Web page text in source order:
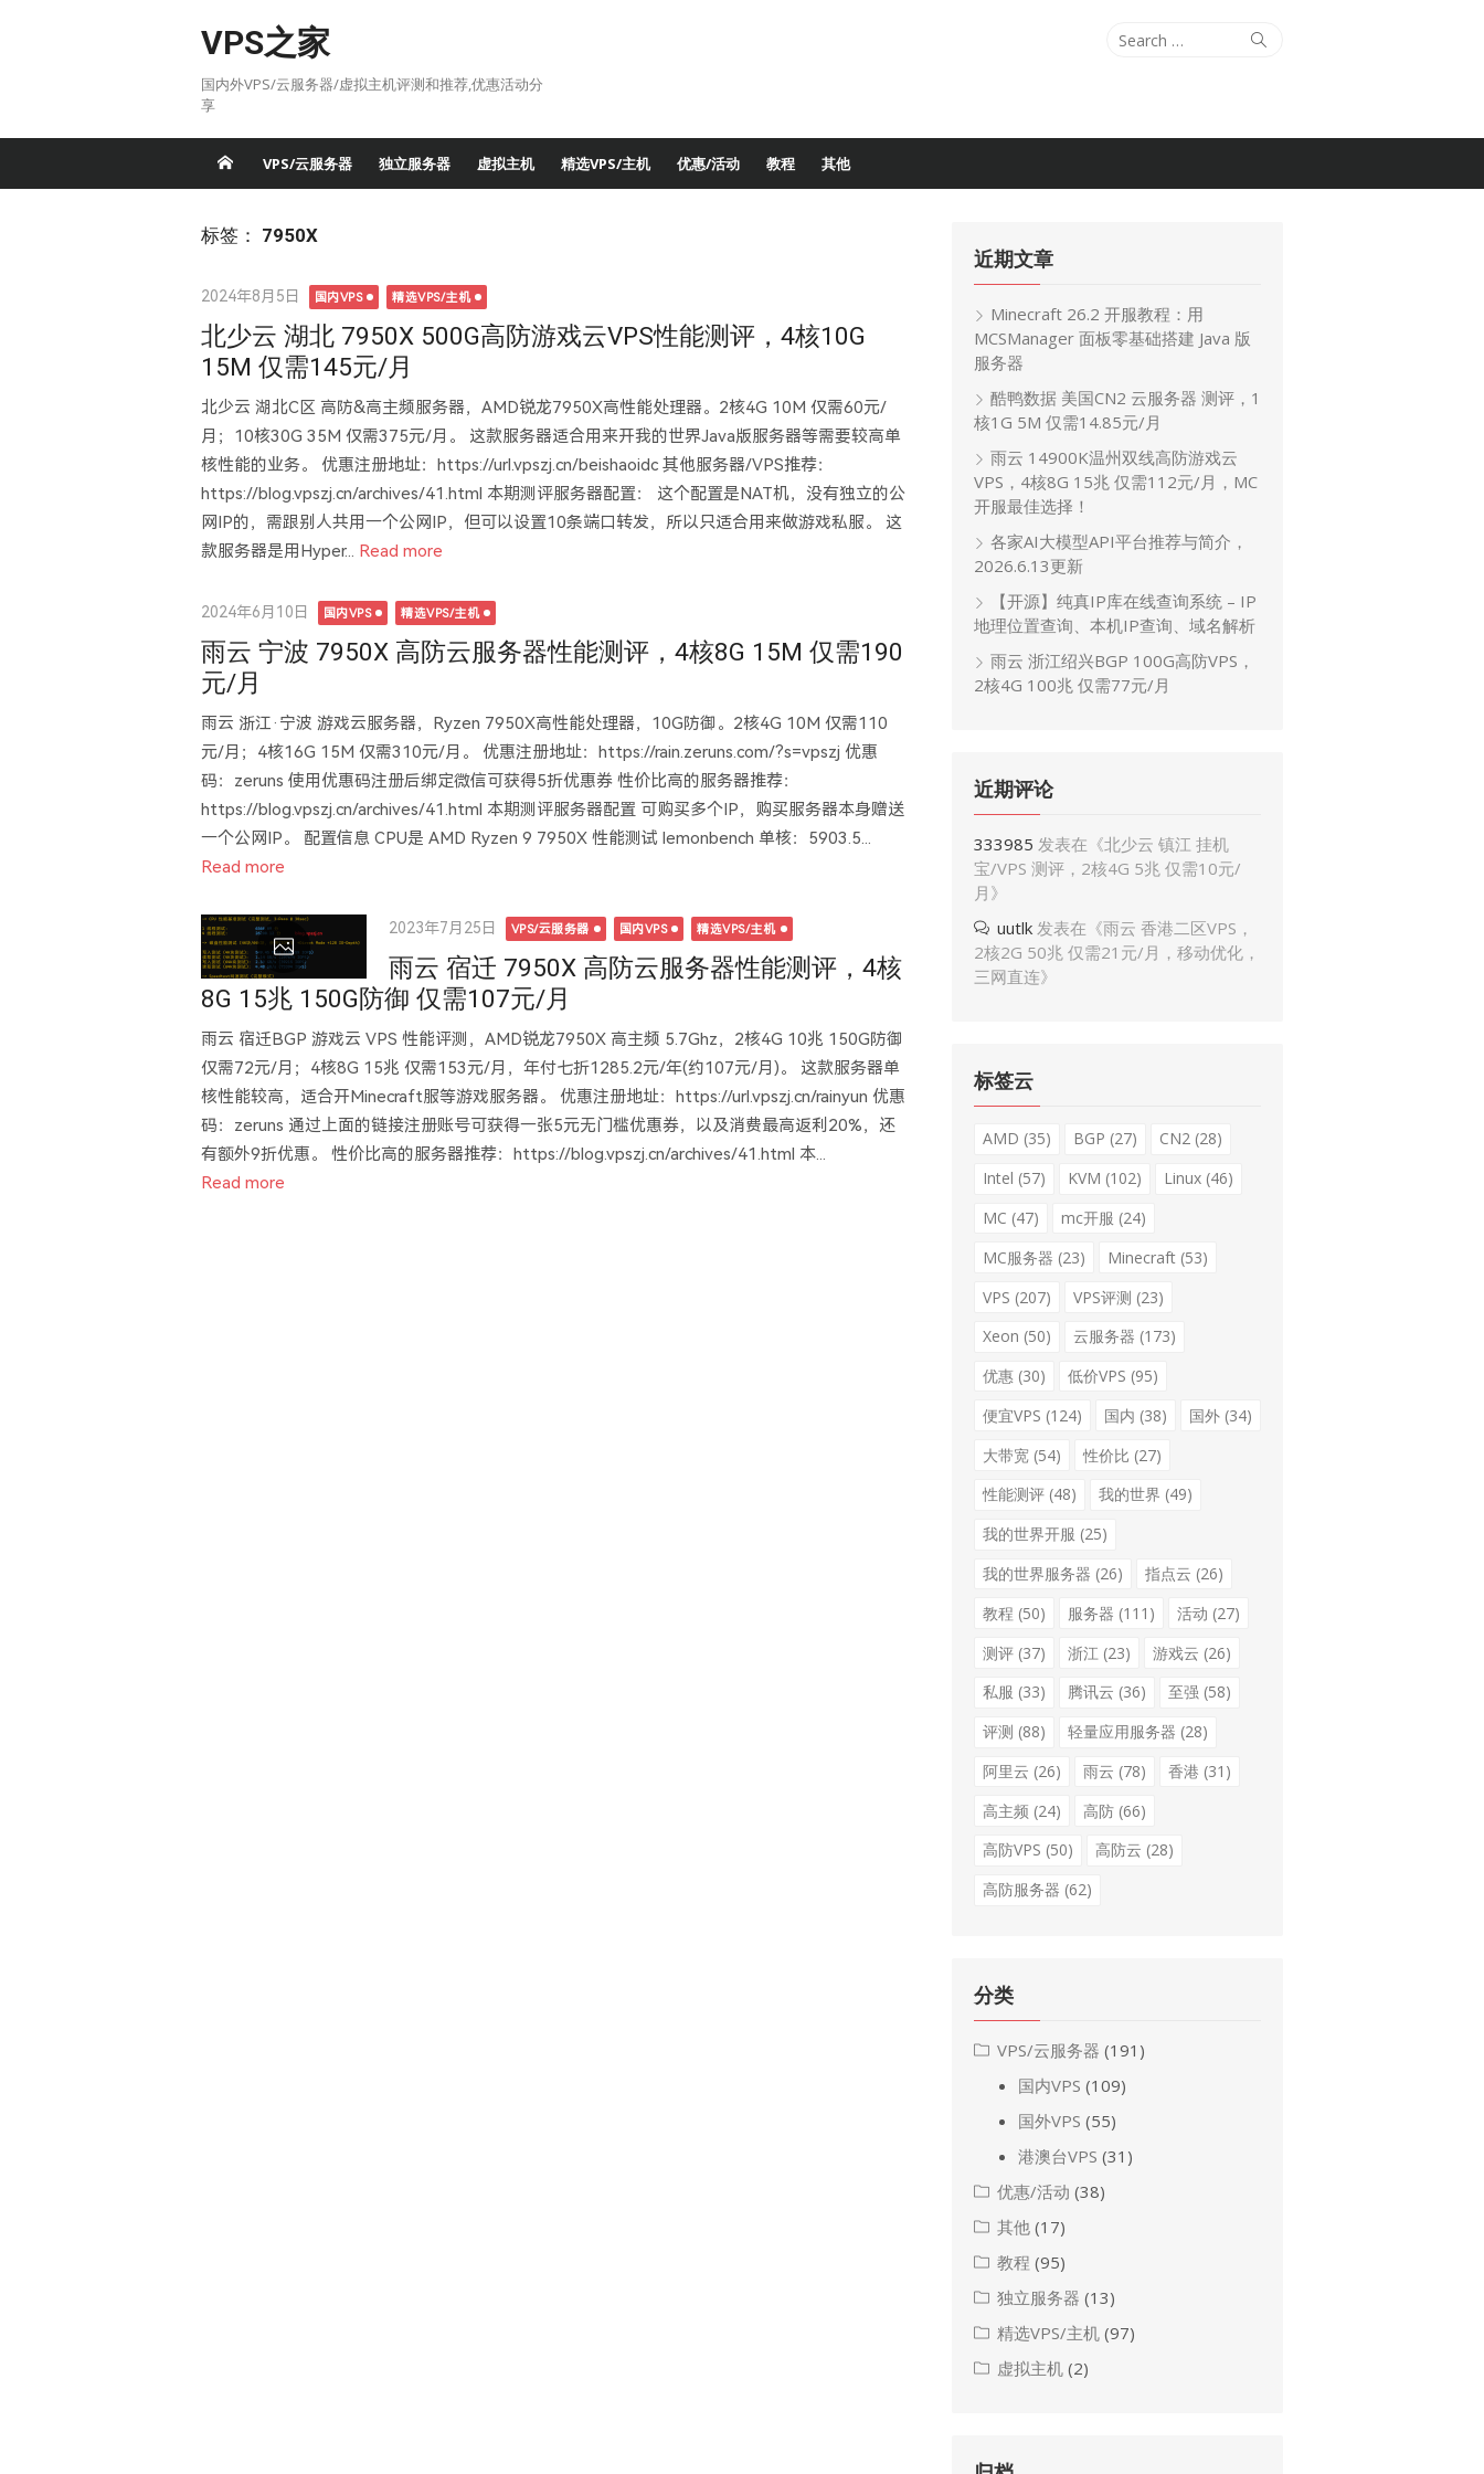
VPS之家
国内外VPS/云服务器/虚拟主机评测和推荐,优惠活动分
享
Search
Search
VPS/云服务器 独立服务器 虚拟主机 精选VPS/主机 优惠/活动 教程 其他
标签： 7950X
Posted
on
2024年8月5日 国内VPS 精选VPS/主机
北少云 湖北 7950X 500G高防游戏云VPS性能测评，4核10G
15M 仅需145元/月
北少云 湖北C区 高防&高主频服务器，AMD锐龙7950X高性能处理器。2核4G 10M 仅需60元/
月；10核30G 35M 仅需375元/月。 这款服务器适合用来开我的世界Java版服务器等需要较高单
核性能的业务。 优惠注册地址：https://url.vpszj.cn/beishaoidc 其他服务器/VPS推荐：
https://blog.vpszj.cn/archives/41.html 本期测评服务器配置： 这个配置是NAT机，没有独立的公
网IP的，需跟别人共用一个公网IP，但可以设置10条端口转发，所以只适合用来做游戏私服。 这
款服务器是用Hyper... Read more
Posted
on
2024年6月10日 国内VPS 精选VPS/主机
雨云 宁波 7950X 高防云服务器性能测评，4核8G 15M 仅需190
元/月
雨云 浙江·宁波 游戏云服务器，Ryzen 7950X高性能处理器，10G防御。2核4G 10M 仅需110
元/月；4核16G 15M 仅需310元/月。 优惠注册地址：https://rain.zeruns.com/?s=vpszj 优惠
码：zeruns 使用优惠码注册后绑定微信可获得5折优惠券 性价比高的服务器推荐：
https://blog.vpszj.cn/archives/41.html 本期测评服务器配置 可购买多个IP，购买服务器本身赠送
一个公网IP。 配置信息 CPU是 AMD Ryzen 9 7950X 性能测试 lemonbench 单核：5903.5...
Read more
Posted
on
2023年7月25日 VPS/云服务器 国内VPS 精选VPS/主机
雨云 宿迁 7950X 高防云服务器性能测评，4核
8G 15兆 150G防御 仅需107元/月
雨云 宿迁BGP 游戏云 VPS 性能评测，AMD锐龙7950X 高主频 5.7Ghz，2核4G 10兆 150G防御
仅需72元/月；4核8G 15兆 仅需153元/月，年付七折1285.2元/年(约107元/月)。 这款服务器单
核性能较高，适合开Minecraft服等游戏服务器。 优惠注册地址：https://url.vpszj.cn/rainyun 优惠
码：zeruns 通过上面的链接注册账号可获得一张5元无门槛优惠券，以及消费最高返利20%，还
有额外9折优惠。 性价比高的服务器推荐：https://blog.vpszj.cn/archives/41.html 本...
Read more
近期文章
Minecraft 26.2 开服教程：用
MCSManager 面板零基础搭建 Java 版
服务器
酷鸭数据 美国CN2 云服务器 测评，1
核1G 5M 仅需14.85元/月
雨云 14900K温州双线高防游戏云
VPS，4核8G 15兆 仅需112元/月，MC
开服最佳选择！
各家AI大模型API平台推荐与简介，
2026.6.13更新
【开源】纯真IP库在线查询系统 – IP
地理位置查询、本机IP查询、域名解析
雨云 浙江绍兴BGP 100G高防VPS，
2核4G 100兆 仅需77元/月
近期评论
333985 发表在《北少云 镇江 挂机
宝/VPS 测评，2核4G 5兆 仅需10元/
月 》
uutlk 发表在《雨云 香港二区VPS，
2核2G 50兆 仅需21元/月，移动优化，
三网直连》
标签云
AMD (35) BGP (27) CN2 (28)
Intel (57) KVM (102) Linux (46)
MC (47) mc开服 (24)
MC服务器 (23) Minecraft (53)
VPS (207) VPS评测 (23)
Xeon (50) 云服务器 (173)
优惠 (30) 低价VPS (95)
便宜VPS (124) 国内 (38) 国外 (34)
大带宽 (54) 性价比 (27)
性能测评 (48) 我的世界 (49)
我的世界开服 (25)
我的世界服务器 (26) 指点云 (26)
教程 (50) 服务器 (111) 活动 (27)
测评 (37) 浙江 (23) 游戏云 (26)
私服 (33) 腾讯云 (36) 至强 (58)
评测 (88) 轻量应用服务器 (28)
阿里云 (26) 雨云 (78) 香港 (31)
高主频 (24) 高防 (66)
高防VPS (50) 高防云 (28)
高防服务器 (62)
分类
VPS/云服务器 (191)
国内VPS (109)
国外VPS (55)
港澳台VPS (31)
优惠/活动 (38)
其他 (17)
教程 (95)
独立服务器 (13)
精选VPS/主机 (97)
虚拟主机 (2)